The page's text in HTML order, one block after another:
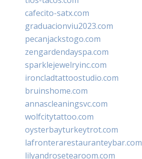
cafecito-satx.com
graduacionviu2023.com
pecanjackstogo.com
zengardendayspa.com
sparklejewelryinc.com
ironcladtattoostudio.com
bruinshome.com
annascleaningsvc.com
wolfcitytattoo.com
oysterbayturkeytrot.com
lafronterarestauranteybar.com
lilyandrosetearoom.com